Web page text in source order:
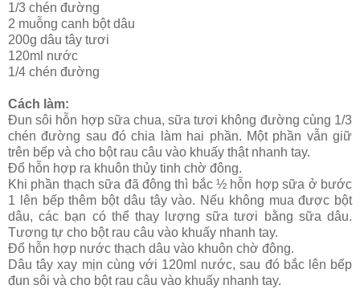
1/3 chén đường
2 muỗng canh bột dâu
200g dâu tây tươi
120ml nước
1/4 chén đường
Cách làm:
Đun sôi hỗn hợp sữa chua, sữa tươi không đường cùng 1/3
chén đường sau đó chia làm hai phần. Một phần vẫn giữ
trên bếp và cho bột rau câu vào khuấy thật nhanh tay.
Đổ hỗn hợp ra khuôn thủy tinh chờ đông.
Khi phần thạch sữa đã đông thì bắc ½ hỗn hợp sữa ở bước
1 lên bếp thêm bột dâu tây vào. Nếu không mua được bột
dâu, các bạn có thể thay lượng sữa tươi bằng sữa dâu.
Tương tự cho bột rau câu vào khuấy nhanh tay.
Đổ hỗn hợp nước thạch dâu vào khuôn chờ đông.
Dâu tây xay mịn cùng với 120ml nước, sau đó bắc lên bếp
đun sôi và cho bột rau câu vào khuấy nhanh tay.